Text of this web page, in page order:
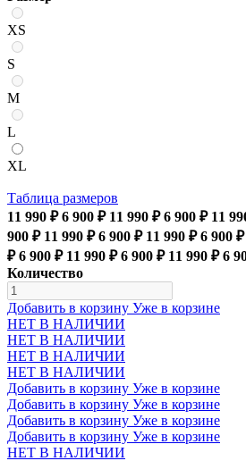
XS
S
M
L
XL
Таблица размеров
11 990 ₽ 6 900 ₽ 11 990 ₽ 6 900 ₽ 11
900 ₽ 11 990 ₽ 6 900 ₽ 11 990 ₽ 6 900 ₽
₽ 6 900 ₽ 11 990 ₽ 6 900 ₽ 11 990 ₽ 6
Количество
Добавить в корзину Уже в корзине
НЕТ В НАЛИЧИИ
НЕТ В НАЛИЧИИ
НЕТ В НАЛИЧИИ
НЕТ В НАЛИЧИИ
Добавить в корзину Уже в корзине
Добавить в корзину Уже в корзине
Добавить в корзину Уже в корзине
Добавить в корзину Уже в корзине
НЕТ В НАЛИЧИИ